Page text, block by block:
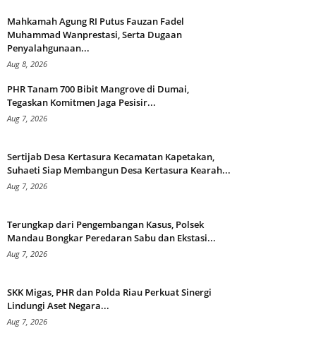
Mahkamah Agung RI Putus Fauzan Fadel
Muhammad Wanprestasi, Serta Dugaan
Penyalahgunaan...
Aug 8, 2026
PHR Tanam 700 Bibit Mangrove di Dumai,
Tegaskan Komitmen Jaga Pesisir...
Aug 7, 2026
Sertijab Desa Kertasura Kecamatan Kapetakan,
Suhaeti Siap Membangun Desa Kertasura Kearah...
Aug 7, 2026
Terungkap dari Pengembangan Kasus, Polsek
Mandau Bongkar Peredaran Sabu dan Ekstasi...
Aug 7, 2026
SKK Migas, PHR dan Polda Riau Perkuat Sinergi
Lindungi Aset Negara...
Aug 7, 2026